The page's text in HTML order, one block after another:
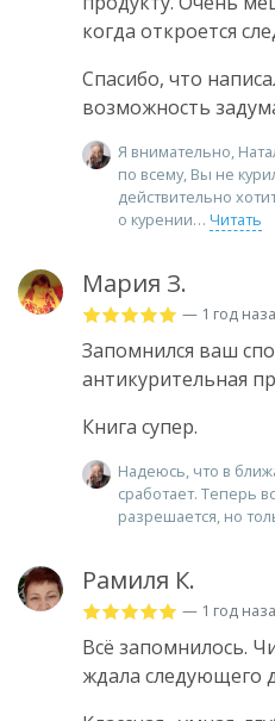
когда откроется
Спасибо, что
возможность
Я внимательно,
по всему, Вы не
действительно
о курении
Читать
Мария З.
— 1 год
Запомнился ваш
антикурительная
Книга супер.
Надеюсь, что в
сработает. Теперь
разрешается, но
Рамиля К.
— 1 год
Всё запомнилось.
ждала следующего